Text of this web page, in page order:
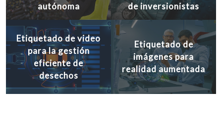
autónoma
Etiquetado de video
para la gestión
eficiente de
desechos
de inversionistas
Etiquetado de
imágenes para
realidad aumentada